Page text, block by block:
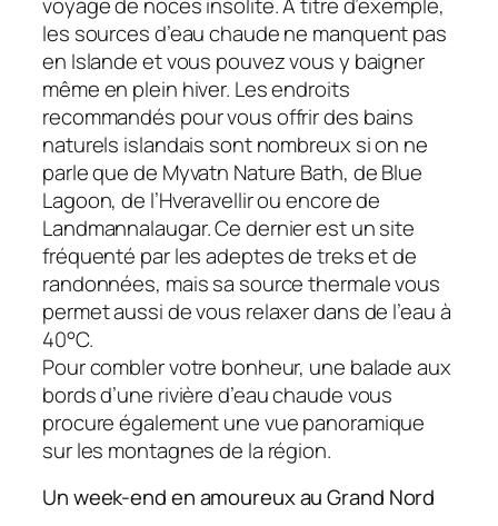
voyage de noces insolite. À titre d’exemple,
les sources d’eau chaude ne manquent pas
en Islande et vous pouvez vous y baigner
même en plein hiver. Les endroits
recommandés pour vous offrir des bains
naturels islandais sont nombreux si on ne
parle que de Myvatn Nature Bath, de Blue
Lagoon, de l’Hveravellir ou encore de
Landmannalaugar. Ce dernier est un site
fréquenté par les adeptes de treks et de
randonnées, mais sa source thermale vous
permet aussi de vous relaxer dans de l’eau à
40°C.
Pour combler votre bonheur, une balade aux
bords d’une rivière d’eau chaude vous
procure également une vue panoramique
sur les montagnes de la région.
Un week-end en amoureux au Grand Nord